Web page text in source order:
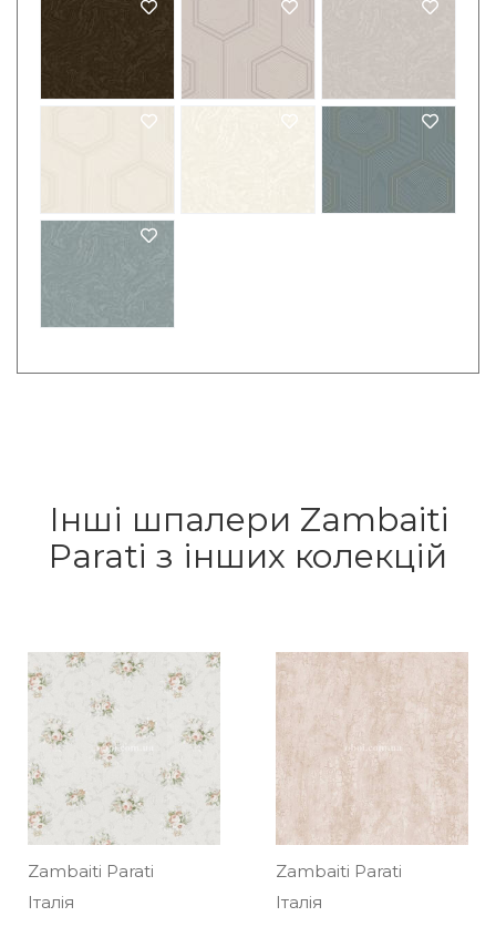
Інші шпалери Zambaiti
Parati з інших колекцій
Zambaiti Parati
Італія
Zambaiti Parati
Італія